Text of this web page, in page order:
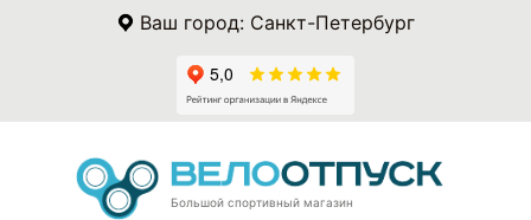
Ваш город: Санкт-Петербург
Большой спортивный магазин